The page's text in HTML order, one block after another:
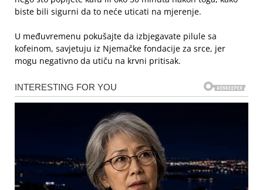
biste bili sigurni da to neće uticati na mjerenje.
U međuvremenu pokušajte da izbjegavate pilule sa
kofeinom, savjetuju iz Njemačke fondacije za srce, jer
mogu negativno da utiču na krvni pritisak.